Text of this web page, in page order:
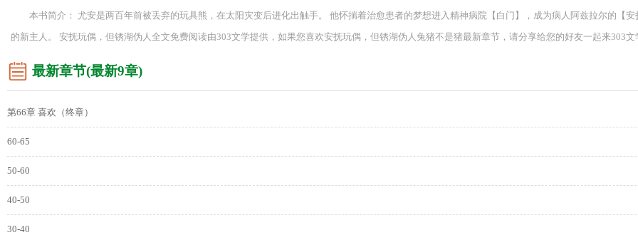
本书简介： 尤安是两百年前被丢弃的玩具熊，在太阳灾变后进化出触手。 他怀揣着治愈患者的梦想进入精神病院【白门】，成为病人阿兹拉尔的【
的新主人。 安抚玩偶，但锈湖伪人全文免费阅读由303文学提供，如果您喜欢安抚玩偶，但锈湖伪人兔猪不是猪最新章节，请分享给您的好友一起来303文
最新章节(最新9章)
第66章 喜欢（终章）
60-65
50-60
40-50
30-40